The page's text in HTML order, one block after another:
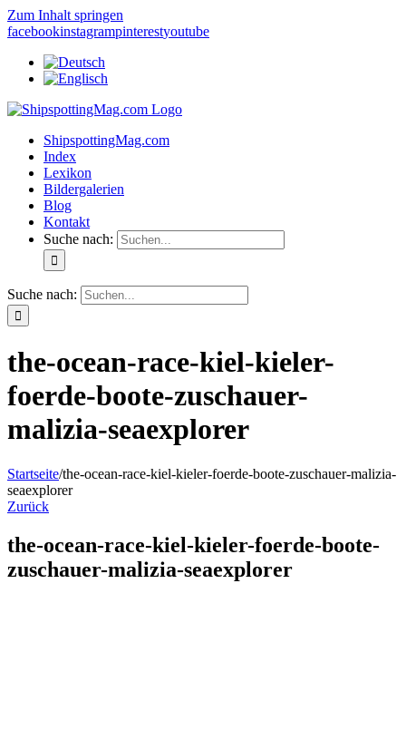
Zum Inhalt springen
facebookinstagrampinterestyoutube
ShipspottingMag.com
Index
Lexikon
Bildergalerien
Blog
Kontakt
Suche nach:
Suche nach:
the-ocean-race-kiel-kieler-
foerde-boote-zuschauer-
malizia-seaexplorer
Startseite/the-ocean-race-kiel-kieler-foerde-boote-zuschauer-malizia-
seaexplorer
Zurück
the-ocean-race-kiel-kieler-foerde-boote-
zuschauer-malizia-seaexplorer